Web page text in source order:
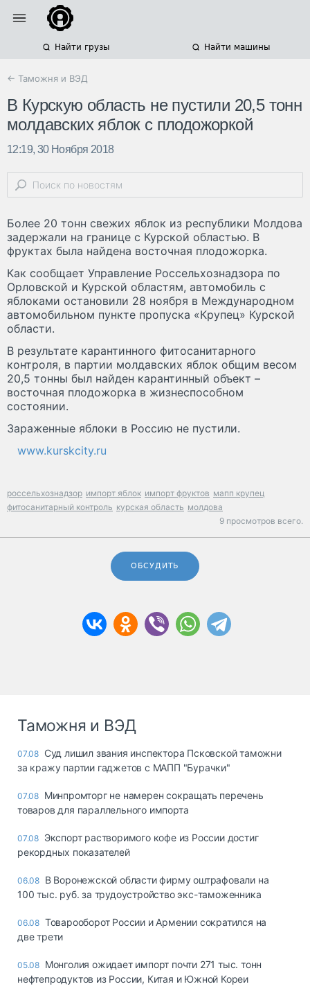
Найти грузы Найти машины
← Таможня и ВЭД
В Курскую область не пустили 20,5 тонн
молдавских яблок с плодожоркой
12:19, 30 Ноября 2018
Более 20 тонн свежих яблок из республики Молдова
задержали на границе с Курской областью. В
фруктах была найдена восточная плодожорка.
Как сообщает Управление Россельхознадзора по
Орловской и Курской областям, автомобиль с
яблоками остановили 28 ноября в Международном
автомобильном пункте пропуска «Крупец» Курской
области.
В результате карантинного фитосанитарного
контроля, в партии молдавских яблок общим весом
20,5 тонны был найден карантинный объект –
восточная плодожорка в жизнеспособном
состоянии.
Зараженные яблоки в Россию не пустили.
www.kurskcity.ru
россельхознадзор импорт яблок импорт фруктов мапп крупец
фитосанитарный контроль курская область молдова
9 просмотров всего.
ОБСУДИТЬ
Таможня и ВЭД
07.08 Суд лишил звания инспектора Псковской таможни
за кражу партии гаджетов с МАПП "Бурачки"
07.08 Минпромторг не намерен сокращать перечень
товаров для параллельного импорта
07.08 Экспорт растворимого кофе из России достиг
рекордных показателей
06.08 В Воронежской области фирму оштрафовали на
100 тыс. руб. за трудоустройство экс-таможенника
06.08 Товарооборот России и Армении сократился на
две трети
05.08 Монголия ожидает импорт почти 271 тыс. тонн
нефтепродуктов из России, Китая и Южной Кореи